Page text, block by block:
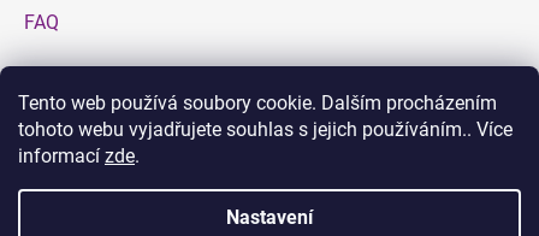
Tento web používá soubory cookie. Dalším procházením
tohoto webu vyjadřujete souhlas s jejich používáním.. Více
informací zde.
Nastavení
FAQ
Facebook